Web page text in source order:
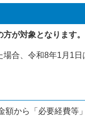
が対象となります。
合、令和8年1月1
額から「必要経費等